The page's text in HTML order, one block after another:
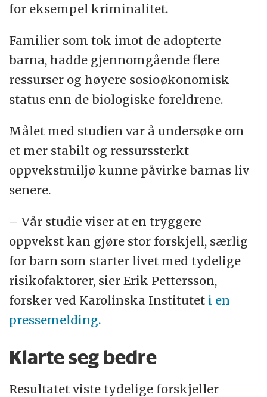
for eksempel kriminalitet.
Familier som tok imot de adopterte
barna, hadde gjennomgående flere
ressurser og høyere sosioøkonomisk
status enn de biologiske foreldrene.
Målet med studien var å undersøke om
et mer stabilt og ressurssterkt
oppvekstmiljø kunne påvirke barnas liv
senere.
– Vår studie viser at en tryggere
oppvekst kan gjøre stor forskjell, særlig
for barn som starter livet med tydelige
risikofaktorer, sier Erik Pettersson,
forsker ved Karolinska Institutet i en
pressemelding.
Klarte seg bedre
Resultatet viste tydelige forskjeller